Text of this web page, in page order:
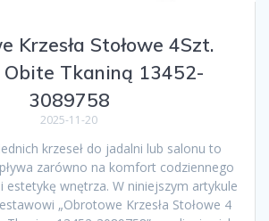
Krzesła Stołowe 4Szt.
Obite Tkaniną 13452-
3089758
2025-11-20
krzeseł do jadalni lub salonu to
zarówno na komfort codziennego
estetykę wnętrza. W niniejszym artykule
„Obrotowe Krzesła Stołowe 4